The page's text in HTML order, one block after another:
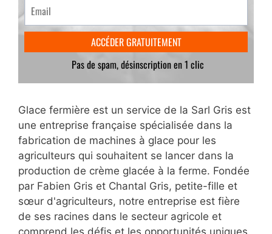
Glace fermière est un service de la Sarl Gris est
une entreprise française spécialisée dans la
fabrication de machines à glace pour les
agriculteurs qui souhaitent se lancer dans la
production de crème glacée à la ferme. Fondée
par Fabien Gris et Chantal Gris, petite-fille et
sœur d'agriculteurs, notre entreprise est fière
de ses racines dans le secteur agricole et